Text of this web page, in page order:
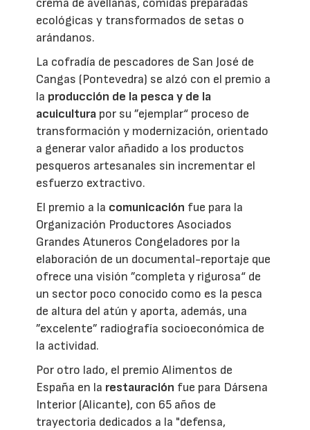
crema de avellanas, comidas preparadas
ecológicas y transformados de setas o
arándanos.
La cofradía de pescadores de San José de
Cangas (Pontevedra) se alzó con el premio a
la producción de la pesca y de la
acuicultura por su ”ejemplar“ proceso de
transformación y modernización, orientado
a generar valor añadido a los productos
pesqueros artesanales sin incrementar el
esfuerzo extractivo.
El premio a la comunicación fue para la
Organización Productores Asociados
Grandes Atuneros Congeladores por la
elaboración de un documental-reportaje que
ofrece una visión ”completa y rigurosa“ de
un sector poco conocido como es la pesca
de altura del atún y aporta, además, una
”excelente” radiografía socioeconómica de
la actividad.
Por otro lado, el premio Alimentos de
España en la restauración fue para Dársena
Interior (Alicante), con 65 años de
trayectoria dedicados a la "defensa,